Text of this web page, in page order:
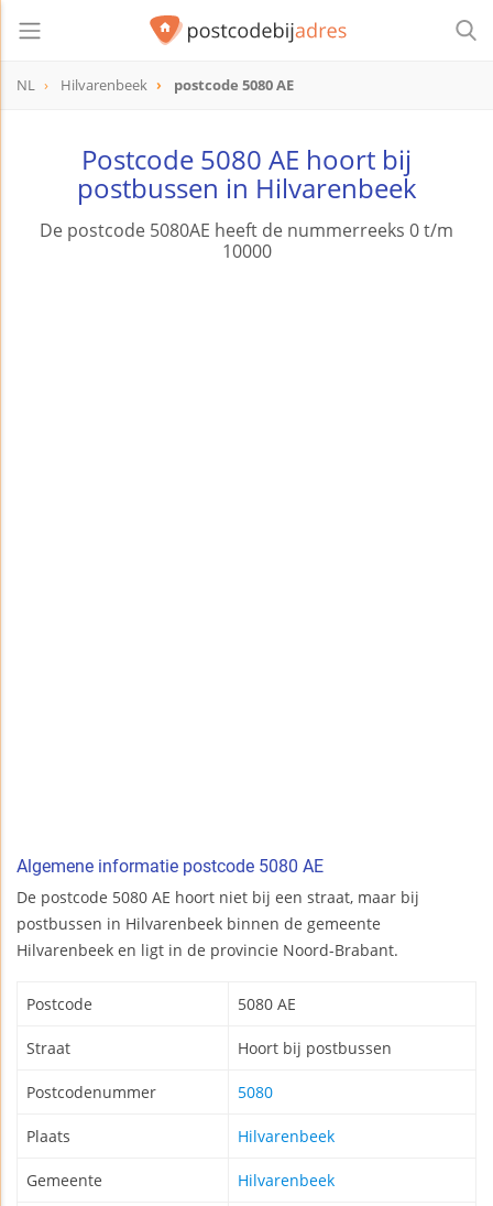
NL Hilvarenbeek postcode 5080 AE
Postcode 5080 AE hoort bij
postbussen in Hilvarenbeek
De postcode 5080AE heeft de nummerreeks 0 t/m
10000
Algemene informatie postcode 5080 AE
De postcode 5080 AE hoort niet bij een straat, maar bij
postbussen in Hilvarenbeek binnen de gemeente
Hilvarenbeek en ligt in de provincie Noord-Brabant.
Postcode 5080 AE
Straat Hoort bij postbussen
Postcodenummer 5080
Plaats Hilvarenbeek
Gemeente Hilvarenbeek